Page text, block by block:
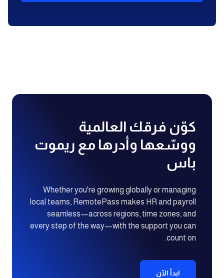
كوّن فرقك العالمية
ووسّعها وأدرها مع ريموت
باس
Whether you're growing globally or managing
local teams, RemotePass makes HR and payroll
seamless—across regions, time zones, and
every step of the way—with the support you can
count on.
ابدأ الآن